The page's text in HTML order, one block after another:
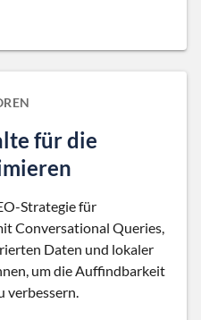
für die
Strategie für
Conversational Queries,
Daten und lokaler
um die Auffindbarkeit
verbessern.